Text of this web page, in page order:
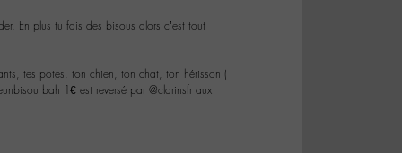
En plus tu fais des bisous alors c’est tout
tes potes, ton chien, ton chat, ton hérisson (
bah 1€ est reversé par @clarinsfr aux